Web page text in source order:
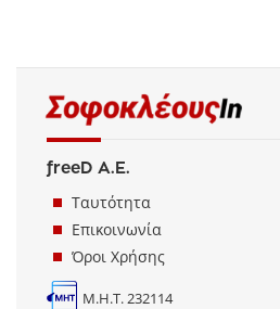
freeD Α.Ε.
Ταυτότητα
Επικοινωνία
Όροι Χρήσης
Μ.Η.Τ. 232114